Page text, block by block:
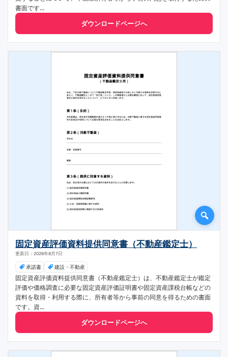
書面です...
ダウンロードページへ
固定資産評価資料提供同意書（不動産鑑定士）
更新日：2026年8月7日
承諾書 建設・不動産
固定資産評価資料提供同意書（不動産鑑定士）は、不動産鑑定士が鑑定
評価や価格調査に必要な固定資産評価証明書や固定資産課税台帳などの
資料を取得・利用する際に、所有者等から事前の同意を得るための書面
です。資...
ダウンロードページへ